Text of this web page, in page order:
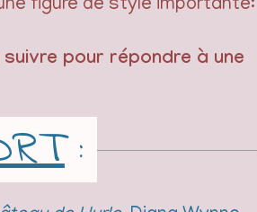
figure de style importante:
pour répondre à une
: